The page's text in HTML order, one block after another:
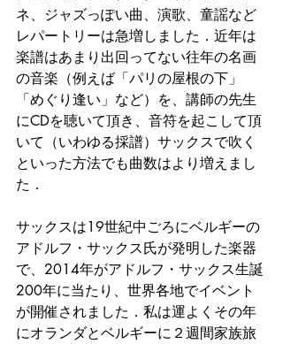
ネ、ジャズっぽい曲、演歌、童謡など
レパートリーは急増しました．近年は
楽譜はあまり出回ってない往年の名画
の音楽（例えば「パリの屋根の下」
「めぐり逢い」など）を、講師の先生
にCDを聴いて頂き、音符を起こして頂
いて（いわゆる採譜）サックスで吹く
といった方法でも曲数はより増えまし
た．
サックスは19世紀中ごろにベルギーの
アドルフ・サックス氏が発明した楽器
で、2014年がアドルフ・サックス生誕
200年に当たり、世界各地でイベント
が開催されました．私は運よくその年
にオランダとベルギーに２週間家族旅